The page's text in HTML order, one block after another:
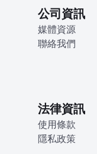
公司資訊
媒體資源
聯絡我們
法律資訊
使用條款
隱私政策